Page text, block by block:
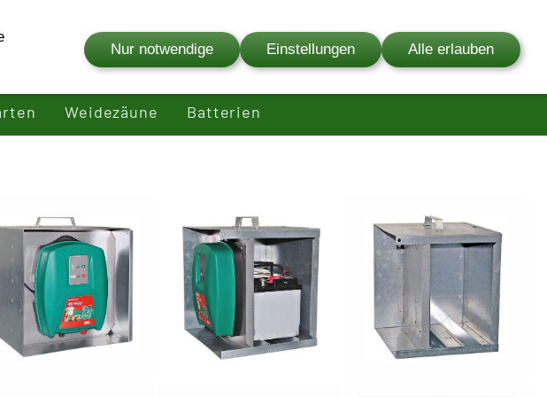
Produkte Reifenservice Ersatzteilservice Bewertungen
Weidezäune Batterien
Nur notwendige Einstellungen Alle erlauben